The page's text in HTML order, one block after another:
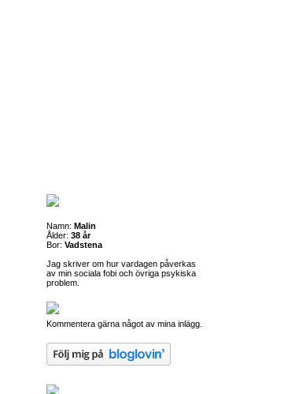
Namn: Malin
Ålder: 38 år
Bor: Vadstena
Jag skriver om hur vardagen påverkas
av min sociala fobi och övriga psykiska
problem.
Kommentera gärna något av mina inlägg.